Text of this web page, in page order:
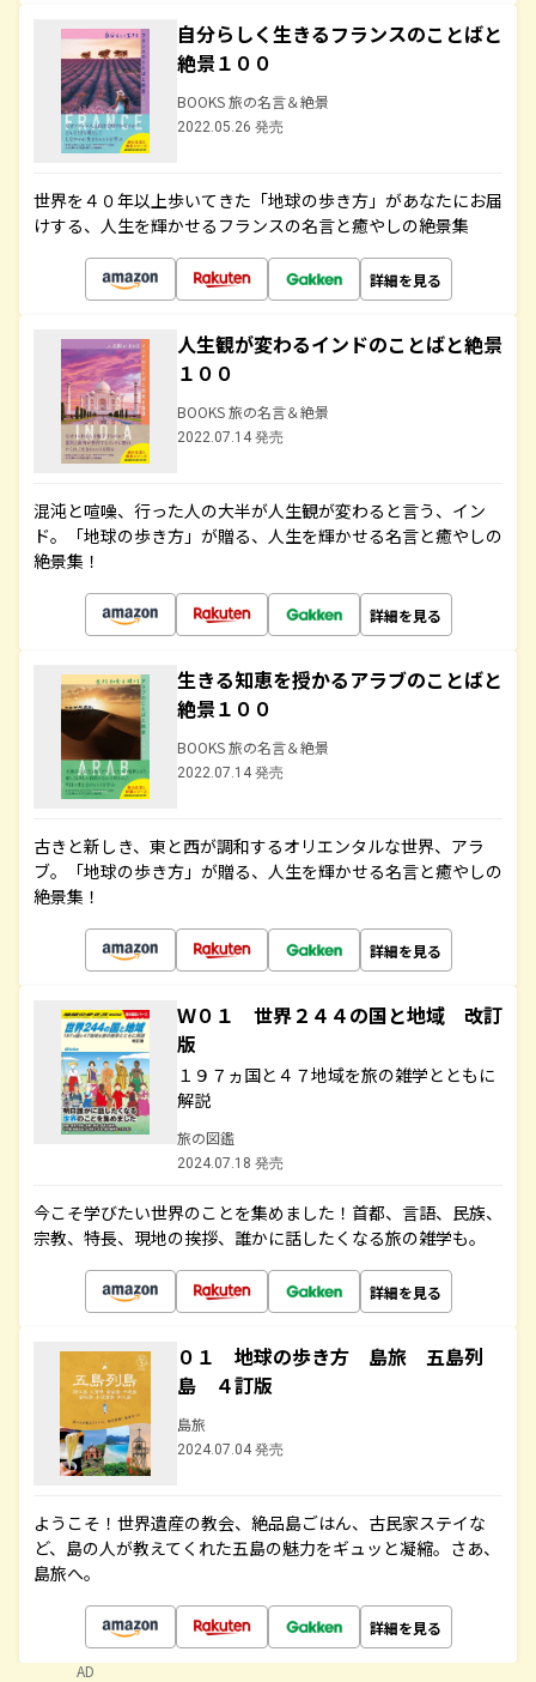
自分らしく生きるフランスのことばと
絶景１００
BOOKS 旅の名言＆絶景
2022.05.26 発売
世界を４０年以上歩いてきた「地球の歩き方」があなたにお届
けする、人生を輝かせるフランスの名言と癒やしの絶景集
詳細を見る
人生観が変わるインドのことばと絶景
１００
BOOKS 旅の名言＆絶景
2022.07.14 発売
混沌と喧噪、行った人の大半が人生観が変わると言う、イン
ド。「地球の歩き方」が贈る、人生を輝かせる名言と癒やしの
絶景集！
詳細を見る
生きる知恵を授かるアラブのことばと
絶景１００
BOOKS 旅の名言＆絶景
2022.07.14 発売
古きと新しき、東と西が調和するオリエンタルな世界、アラ
ブ。「地球の歩き方」が贈る、人生を輝かせる名言と癒やしの
絶景集！
詳細を見る
Ｗ０１ 世界２４４の国と地域 改訂
版
１９７ヵ国と４７地域を旅の雑学とともに
解説
旅の図鑑
2024.07.18 発売
今こそ学びたい世界のことを集めました！首都、言語、民族、
宗教、特長、現地の挨拶、誰かに話したくなる旅の雑学も。
詳細を見る
０１ 地球の歩き方 島旅 五島列
島 ４訂版
島旅
2024.07.04 発売
ようこそ！世界遺産の教会、絶品島ごはん、古民家ステイな
ど、島の人が教えてくれた五島の魅力をギュッと凝縮。さあ、
島旅へ。
詳細を見る
AD